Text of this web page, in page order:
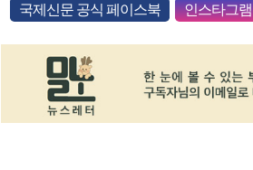
국제신문 공식 페이스북 인스타그램